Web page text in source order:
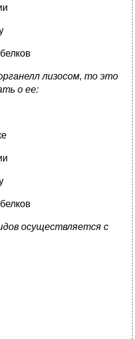
лизосом, то это
о ее:
осуществляется с